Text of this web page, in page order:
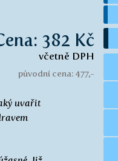
382 Kč
včetně DPH
původní cena: 477,-
uvařit